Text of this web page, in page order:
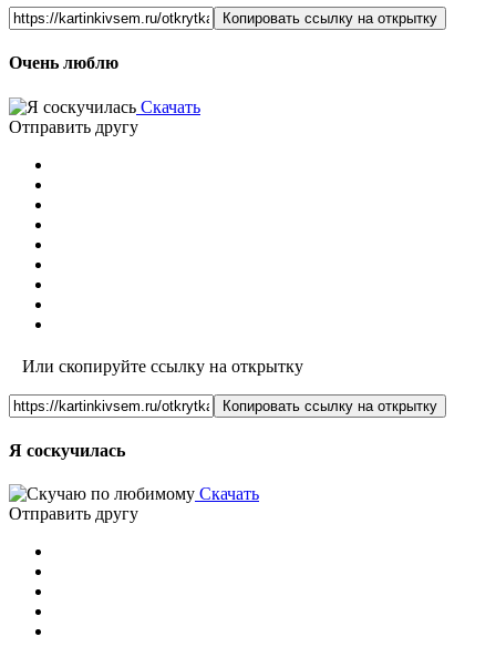
Копировать ссылку на открытку
Очень люблю
Скачать
Отправить другу
Или скопируйте ссылку на открытку
Копировать ссылку на открытку
Я соскучилась
Скачать
Отправить другу